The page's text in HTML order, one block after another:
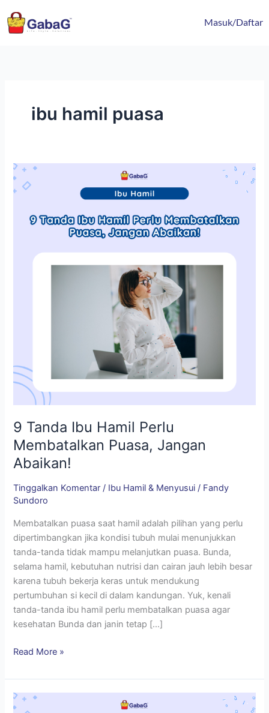
ke
konten
Masuk/Daftar
ibu hamil puasa
9 Tanda Ibu Hamil Perlu
Membatalkan Puasa, Jangan
Abaikan!
Tinggalkan Komentar / Ibu Hamil & Menyusui / Fandy
Sundoro
Membatalkan puasa saat hamil adalah pilihan yang perlu
dipertimbangkan jika kondisi tubuh mulai menunjukkan
tanda-tanda tidak mampu melanjutkan puasa. Bunda,
selama hamil, kebutuhan nutrisi dan cairan jauh lebih besar
karena tubuh bekerja keras untuk mendukung
pertumbuhan si kecil di dalam kandungan. Yuk, kenali
tanda-tanda ibu hamil perlu membatalkan puasa agar
kesehatan Bunda dan janin tetap […]
9
Tanda
Hamil
Perlu
Puasa,
Read More »
Apakah